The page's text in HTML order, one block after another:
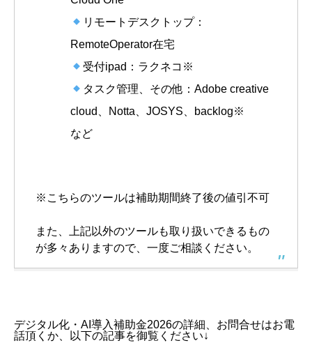
リモートデスクトップ：
RemoteOperator在宅
受付ipad：ラクネコ※
タスク管理、その他：Adobe creative
cloud、Notta、JOSYS、backlog※
など
※こちらのツールは補助期間終了後の値引不可
また、上記以外のツールも取り扱いできるもの
が多々ありますので、一度ご相談ください。
デジタル化・AI導入補助金2026の詳細、お問合せはお電
話頂くか、以下の記事を御覧ください↓